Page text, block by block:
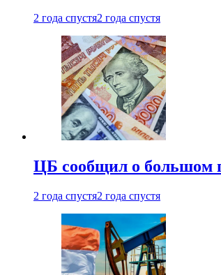
2 года спустя2 года спустя
ЦБ сообщил о большом
2 года спустя2 года спустя